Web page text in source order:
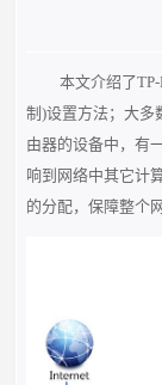
本文介绍了
制)设置方法；大多
由器的设备中，有
响到网络中其它计
的分配，保障整个